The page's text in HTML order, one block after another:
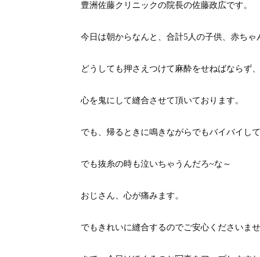
豊洲佐藤クリニックの院長の佐藤政広です。
今日は朝からなんと、合計5人の子供、赤ち
どうしても押さえつけて麻酔をせねばならず
心を鬼にして縫合させて頂いております。
でも、帰るときに鳴きながらでもバイバイし
でも抜糸の時も泣いちゃうんだろ~な～
おじさん、心が痛みます。
でもきれいに縫合するのでご安心くださいませ